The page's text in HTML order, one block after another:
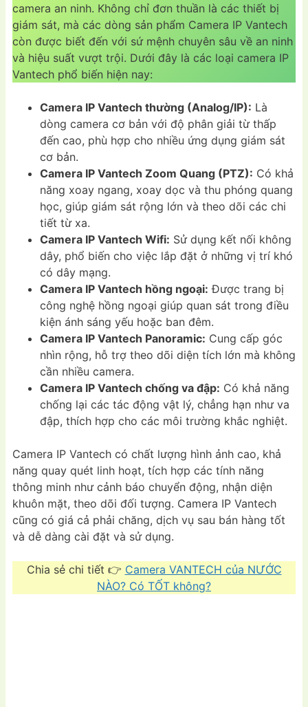
camera an ninh. Không chỉ đơn thuần là các thiết bị
giám sát, mà các dòng sản phẩm Camera IP Vantech
còn được biết đến với sứ mệnh chuyên sâu về an ninh
và hiệu suất vượt trội. Dưới đây là các loại camera IP
Vantech phổ biến hiện nay:
Camera IP Vantech thường (Analog/IP): Là
dòng camera cơ bản với độ phân giải từ thấp
đến cao, phù hợp cho nhiều ứng dụng giám sát
cơ bản.
Camera IP Vantech Zoom Quang (PTZ): Có khả
năng xoay ngang, xoay dọc và thu phóng quang
học, giúp giám sát rộng lớn và theo dõi các chi
tiết từ xa.
Camera IP Vantech Wifi: Sử dụng kết nối không
dây, phổ biến cho việc lắp đặt ở những vị trí khó
có dây mạng.
Camera IP Vantech hồng ngoại: Được trang bị
công nghệ hồng ngoại giúp quan sát trong điều
kiện ánh sáng yếu hoặc ban đêm.
Camera IP Vantech Panoramic: Cung cấp góc
nhìn rộng, hỗ trợ theo dõi diện tích lớn mà không
cần nhiều camera.
Camera IP Vantech chống va đập: Có khả năng
chống lại các tác động vật lý, chẳng hạn như va
đập, thích hợp cho các môi trường khắc nghiệt.
Camera IP Vantech có chất lượng hình ảnh cao, khả
năng quay quét linh hoạt, tích hợp các tính năng
thông minh như cảnh báo chuyển động, nhận diện
khuôn mặt, theo dõi đối tượng. Camera IP Vantech
cũng có giá cả phải chăng, dịch vụ sau bán hàng tốt
và dễ dàng cài đặt và sử dụng.
Chia sẻ chi tiết 👉 Camera VANTECH của NƯỚC
NÀO? Có TỐT không?